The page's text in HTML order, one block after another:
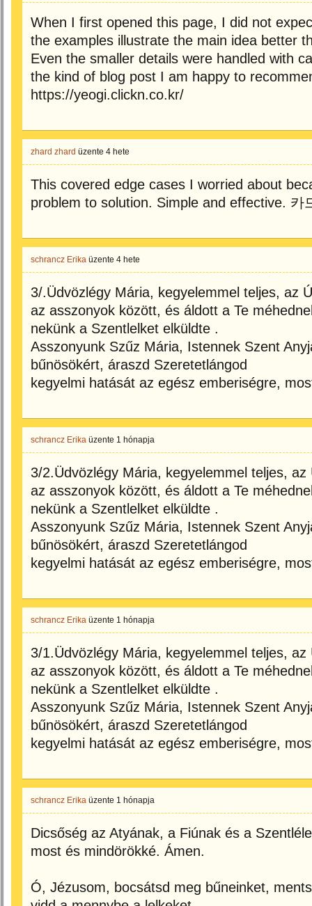
When I first opened this page, I did not
the examples illustrate the main idea better
Even the smaller details were handled with
the kind of blog post I am happy to
https://yeogi.clickn.co.kr/
zhard zhard üzente 4 hete
This covered edge cases I worried about
problem to solution. Simple and effective. 카
schrancz Erika üzente 4 hete
3/.Üdvözlégy Mária, kegyelemmel teljes, az
az asszonyok között, és áldott a Te
nekünk a Szentlelket elküldte .
Asszonyunk Szűz Mária, Istennek Szent
bűnösökért, áraszd Szeretetlángod
kegyelmi hatását az egész emberiségre,
schrancz Erika üzente 1 hónapja
3/2.Üdvözlégy Mária, kegyelemmel teljes,
az asszonyok között, és áldott a Te
nekünk a Szentlelket elküldte .
Asszonyunk Szűz Mária, Istennek Szent
bűnösökért, áraszd Szeretetlángod
kegyelmi hatását az egész emberiségre,
schrancz Erika üzente 1 hónapja
3/1.Üdvözlégy Mária, kegyelemmel teljes,
az asszonyok között, és áldott a Te
nekünk a Szentlelket elküldte .
Asszonyunk Szűz Mária, Istennek Szent
bűnösökért, áraszd Szeretetlángod
kegyelmi hatását az egész emberiségre,
schrancz Erika üzente 1 hónapja
Dicsőség az Atyának, a Fiúnak és a
most és mindörökké. Ámen.
Ó, Jézusom, bocsátsd meg bűneinket,